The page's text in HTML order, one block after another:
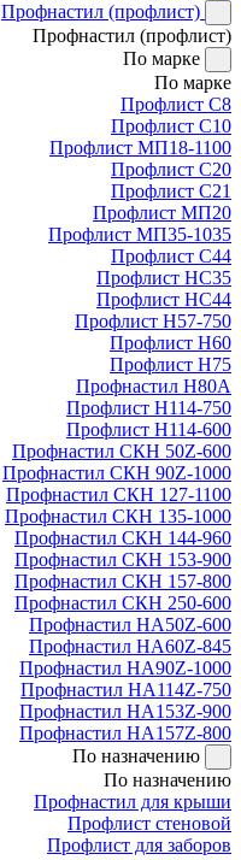
Профнастил (профлист)
Профнастил (профлист)
По марке
По марке
Профлист С8
Профлист С10
Профлист МП18-1100
Профлист С20
Профлист С21
Профлист МП20
Профлист МП35-1035
Профлист С44
Профлист НС35
Профлист НС44
Профлист Н57-750
Профлист Н60
Профлист Н75
Профнастил Н80А
Профлист Н114-750
Профлист Н114-600
Профнастил СКН 50Z-600
Профнастил СКН 90Z-1000
Профнастил СКН 127-1100
Профнастил СКН 135-1000
Профнастил СКН 144-960
Профнастил СКН 153-900
Профнастил СКН 157-800
Профнастил СКН 250-600
Профнастил НА50Z-600
Профнастил НА60Z-845
Профнастил НА90Z-1000
Профнастил НА114Z-750
Профнастил НА153Z-900
Профнастил НА157Z-800
По назначению
По назначению
Профнастил для крыши
Профлист стеновой
Профлист для заборов